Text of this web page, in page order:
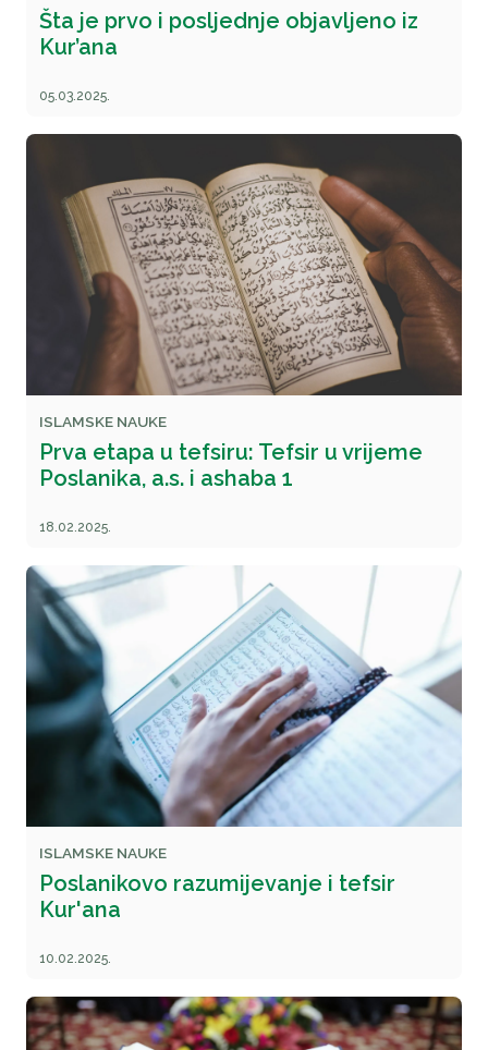
Šta je prvo i posljednje objavljeno iz
Kur’ana
05.03.2025.
ISLAMSKE NAUKE
Prva etapa u tefsiru: Tefsir u vrijeme
Poslanika, a.s. i ashaba 1
18.02.2025.
ISLAMSKE NAUKE
Poslanikovo razumijevanje i tefsir
Kur'ana
10.02.2025.